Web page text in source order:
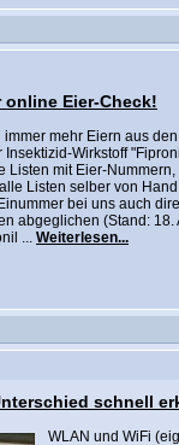
Eier-Check!
mehr Eiern aus
Wirkstoff
Listen mit Eier-
Listen selber von
bei uns auch
abgeglichen (Stand: 18.
... Weiterlesen...
schnell
WLAN und WiFi